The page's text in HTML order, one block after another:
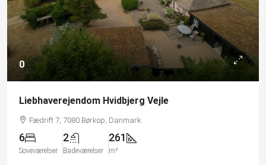
0
Liebhaverejendom Hvidbjerg Vejle
Fædrift 7, 7080 Børkop, Danmark
6
Soveværelser
2
Badeværelser
261
m²